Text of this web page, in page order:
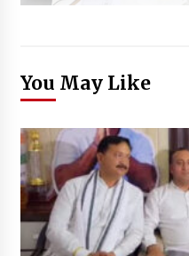
You May Like